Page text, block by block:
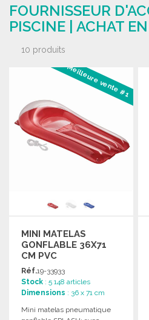
FOURNISSEUR
PISCINE | ACHAT
10 produits
Meilleure vente #1
MINI MATELAS
GONFLABLE 36X71
CM PVC
Réf.19-33933
Stock : 5 148 articles
Dimensions : 36 x 71 cm
Mini matelas pneumatique